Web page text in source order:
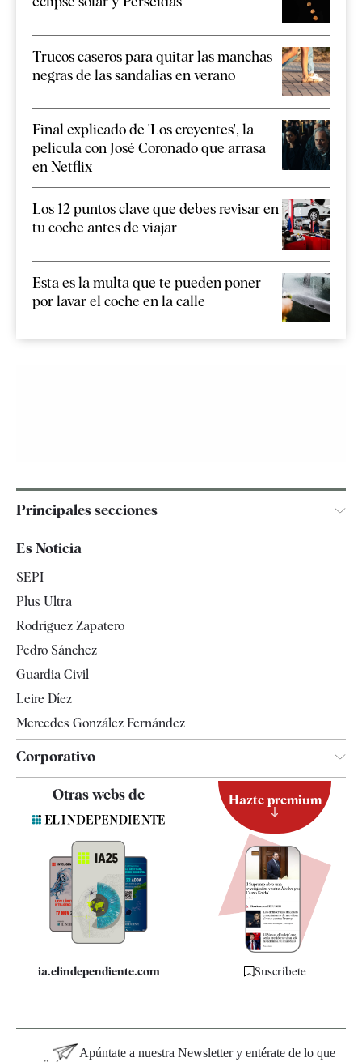
Trucos caseros para quitar las manchas
negras de las sandalias en verano
Final explicado de 'Los creyentes', la
película con José Coronado que arrasa
en Netflix
Los 12 puntos clave que debes revisar en
tu coche antes de viajar
Esta es la multa que te pueden poner
por lavar el coche en la calle
Principales secciones
España
Televisión
Es Noticia
SEPI
Plus Ultra
Rodríguez Zapatero
Pedro Sánchez
Guardia Civil
Leire Díez
Mercedes González Fernández
Corporativo
Contacto
Quiénes somos
Especificaciones
Otras webs de
ia.elindependiente.com
Hazte premium
Suscríbete
Apúntate a nuestra Newsletter y entérate de lo que